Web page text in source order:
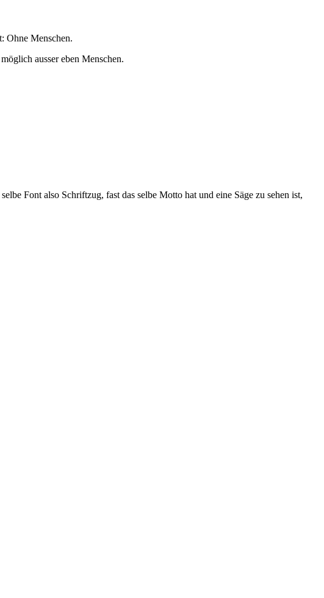
Ohne Menschen.
ausser eben Menschen.
Font also Schriftzug, fast das selbe Motto hat und eine Säge zu sehen ist,